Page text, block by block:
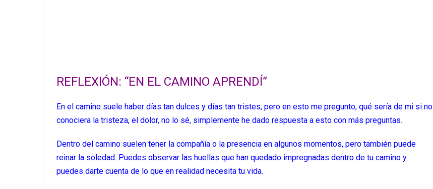
REFLEXIÓN: “EN EL CAMINO APRENDÍ”
En el camino suele haber días tan dulces y días tan tristes, pero en esto me pregunto, qué sería de mi si no
conociera la tristeza, el dolor, no lo sé, simplemente he dado respuesta a esto con más preguntas.
Dentro del camino suelen tener la compañía o la presencia en algunos momentos, pero también puede
reinar la soledad. Puedes observar las huellas que han quedado impregnadas dentro de tu camino y
puedes darte cuenta de lo que en realidad necesita tu vida.